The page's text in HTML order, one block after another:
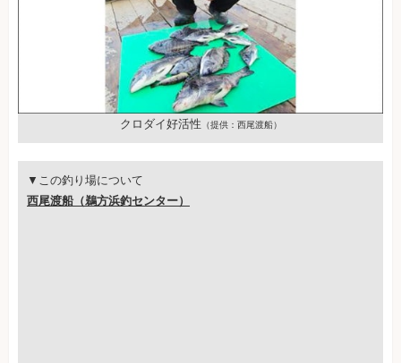
クロダイ好活性 （提供：西尾渡船）
▼この釣り場について
西尾渡船（鵜方浜釣センター）